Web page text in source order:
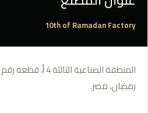
10th of Ramadan Factory
رمضان، مصر.